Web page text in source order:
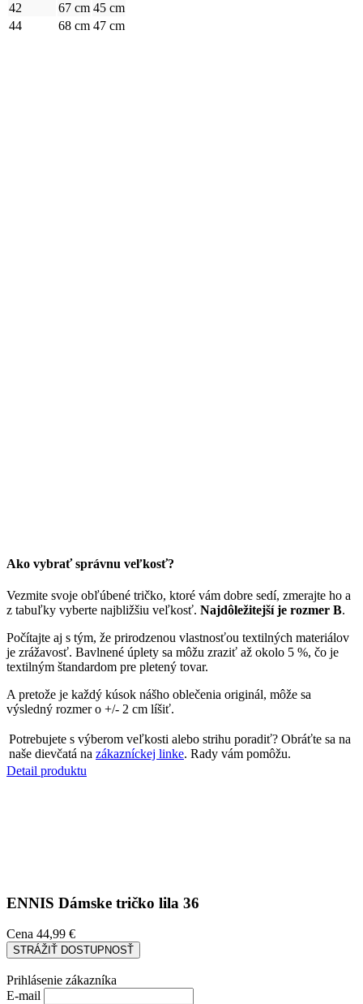
42
67 cm 45 cm
44
68 cm 47 cm
Ako vybrať správnu veľkosť?
Vezmite svoje obľúbené tričko, ktoré vám dobre sedí, zmerajte ho a
z tabuľky vyberte najbližšiu veľkosť. Najdôležitejší je rozmer B.
Počítajte aj s tým, že prirodzenou vlastnosťou textilných materiálov
je zrážavosť. Bavlnené úplety sa môžu zraziť až okolo 5 %, čo je
textilným štandardom pre pletený tovar.
A pretože je každý kúsok nášho oblečenia originál, môže sa
výsledný rozmer o +/- 2 cm líšiť.
Potrebujete s výberom veľkosti alebo strihu poradiť? Obráťte sa na
naše dievčatá na zákazníckej linke. Rady vám pomôžu.
Detail produktu
ENNIS Dámske tričko lila 36
Cena 44,99 €
STRÁŽIŤ DOSTUPNOSŤ
Prihlásenie zákazníka
E-mail